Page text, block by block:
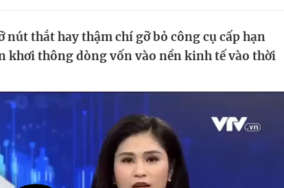
Học trực tuyến
Sản phẩm
Tư vấn
nút thắt hay thậm chí gỡ bỏ công cụ cấp hạn
khơi thông dòng vốn vào nền kinh tế vào thời